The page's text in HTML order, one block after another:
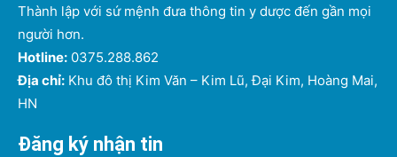
Thành lập với sứ mệnh đưa thông tin y dược đến gần mọi
người hơn.
Hotline: 0375.288.862
Địa chỉ: Khu đô thị Kim Văn – Kim Lũ, Đại Kim, Hoàng Mai,
HN
Đăng ký nhận tin